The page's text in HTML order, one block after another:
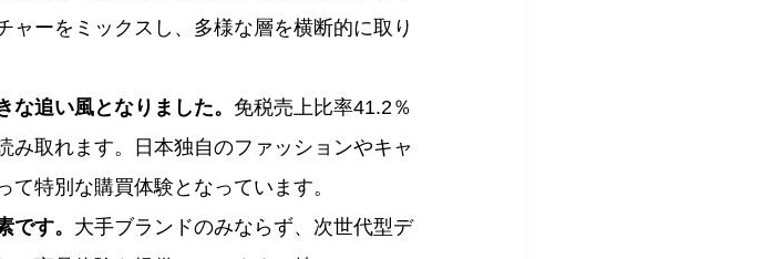
ャーをミックスし、多様な層を横断的に取り
追い風となりました。 免税売上比率41.2％
み取れます。日本独自のファッションやキャ
特別な購買体験となっています。
す。 大手ブランドのみならず、次世代型デ